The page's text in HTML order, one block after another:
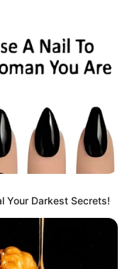
Your Darkest Secrets!